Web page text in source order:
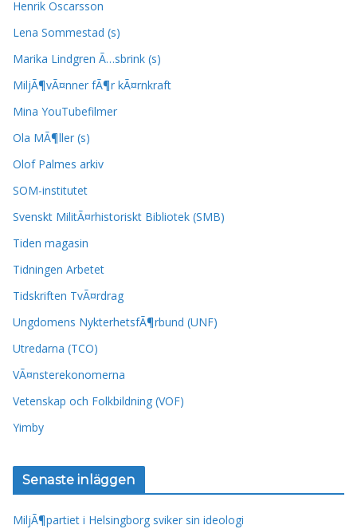
Henrik Oscarsson
Lena Sommestad (s)
Marika Lindgren Ã…sbrink (s)
MiljÃ¶vÃ¤nner fÃ¶r kÃ¤rnkraft
Mina YouTubefilmer
Ola MÃ¶ller (s)
Olof Palmes arkiv
SOM-institutet
Svenskt MilitÃ¤rhistoriskt Bibliotek (SMB)
Tiden magasin
Tidningen Arbetet
Tidskriften TvÃ¤rdrag
Ungdomens NykterhetsfÃ¶rbund (UNF)
Utredarna (TCO)
VÃ¤nsterekonomerna
Vetenskap och Folkbildning (VOF)
Yimby
Senaste inläggen
MiljÃ¶partiet i Helsingborg sviker sin ideologi